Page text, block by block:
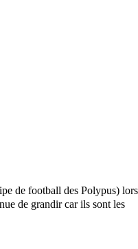
de football des Polypus) lors
de grandir car ils sont les